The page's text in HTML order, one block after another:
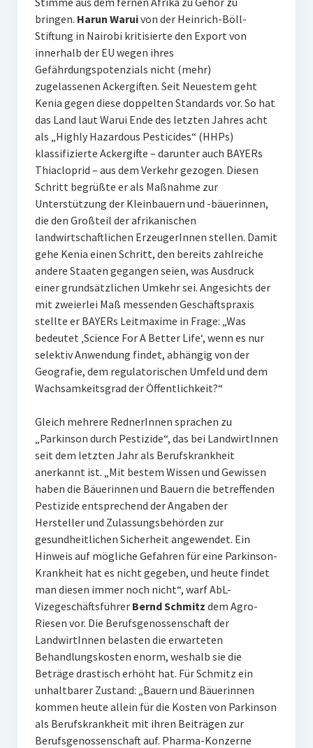
bringen. Harun Waruivon der Heinrich-Böll-
Stiftung in Nairobi kritisierte den Export von
innerhalb der EU wegen ihres
Gefährdungspotenzials nicht (mehr)
zugelassenen Ackergiften. Seit Neuestem geht
Kenia gegen diese doppelten Standards vor. So hat
das Land laut Warui Ende des letzten Jahres acht
als „Highly Hazardous Pesticides“ (HHPs)
klassifizierte Ackergifte – darunter auch BAYERs
Thiacloprid – aus dem Verkehr gezogen. Diesen
Schritt begrüßte er als Maßnahme zur
Unterstützung der Kleinbauern und -bäuerinnen,
die den Großteil der afrikanischen
landwirtschaftlichen ErzeugerInnen stellen. Damit
gehe Kenia einen Schritt, den bereits zahlreiche
andere Staaten gegangen seien, was Ausdruck
einer grundsätzlichen Umkehr sei. Angesichts der
mit zweierlei Maß messenden Geschäftspraxis
stellte er BAYERs Leitmaxime in Frage: „Was
bedeutet ‚Science For A Better Life‘, wenn es nur
selektiv Anwendung findet, abhängig von der
Geografie, dem regulatorischen Umfeld und dem
Wachsamkeitsgrad der Öffentlichkeit?“
Gleich mehrere RednerInnen sprachen zu
„Parkinson durch Pestizide“, das bei LandwirtInnen
seit dem letzten Jahr als Berufskrankheit
anerkannt ist. „Mit bestem Wissen und Gewissen
haben die Bäuerinnen und Bauern die betreffenden
Pestizide entsprechend der Angaben der
Hersteller und Zulassungsbehörden zur
gesundheitlichen Sicherheit angewendet. Ein
Hinweis auf mögliche Gefahren für eine Parkinson-
Krankheit hat es nicht gegeben, und heute findet
man diesen immer noch nicht“, warf AbL-
Vizegeschäftsführer Bernd Schmitz dem Agro-
Riesen vor. Die Berufsgenossenschaft der
LandwirtInnen belasten die erwarteten
Behandlungskosten enorm, weshalb sie die
Beträge drastisch erhöht hat. Für Schmitz ein
unhaltbarer Zustand: „Bauern und Bäuerinnen
kommen heute allein für die Kosten von Parkinson
als Berufskrankheit mit ihren Beiträgen zur
Berufsgenossenschaft auf. Pharma-Konzerne